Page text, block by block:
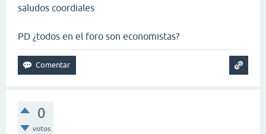
saludos coordiales
PD ¿todos en el foro son economistas?
0
votos